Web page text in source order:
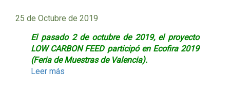
25 de Octubre de 2019
El pasado 2 de octubre de 2019, el proyecto
LOW CARBON FEED participó en Ecofira 2019
(Feria de Muestras de Valencia).
Leer más